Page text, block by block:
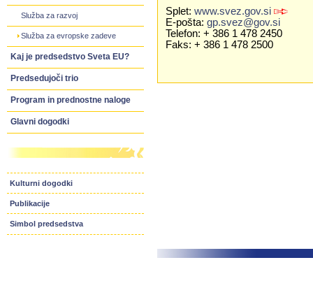
Služba za razvoj
Služba za evropske zadeve
Kaj je predsedstvo Sveta EU?
Predsedujoči trio
Program in prednostne naloge
Glavni dogodki
Kulturni dogodki
Publikacije
Simbol predsedstva
Splet:www.svez.gov.si
E-pošta:gp.svez@gov.si
Telefon: + 386 1 478 2450
Faks: + 386 1 478 2500